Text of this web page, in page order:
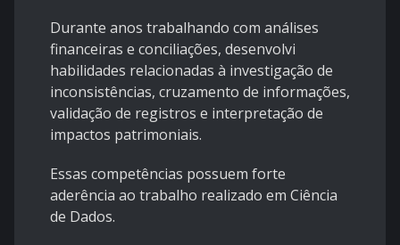
Durante anos trabalhando com análises
financeiras e conciliações, desenvolvi
habilidades relacionadas à investigação de
inconsistências, cruzamento de informações,
validação de registros e interpretação de
impactos patrimoniais.
Essas competências possuem forte
aderência ao trabalho realizado em Ciência
de Dados.